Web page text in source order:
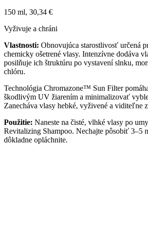
150 ml, 30,34 €
Vyživuje a chráni
Vlastnosti: Obnovujúca starostlivosť určená
chemicky ošetrené vlasy. Intenzívne dodáva
posilňuje ich štruktúru po vystavení slnku,
chlóru.
Technológia Chromazone™ Sun Filter
škodlivým UV žiarením a minimalizovať
Zanecháva vlasy hebké, vyživené a viditeľne
Použitie: Naneste na čisté, vlhké vlasy po
Revitalizing Shampoo. Nechajte pôsobiť 3–5
dôkladne opláchnite.